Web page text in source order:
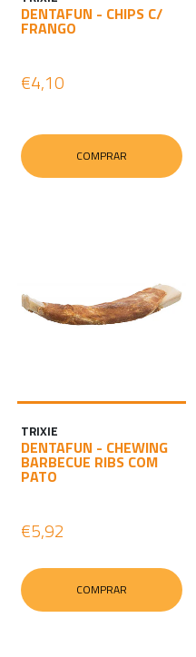
DENTAFUN - CHIPS C/
FRANGO
€4,10
COMPRAR
TRIXIE
DENTAFUN - CHEWING
BARBECUE RIBS COM
PATO
€5,92
COMPRAR